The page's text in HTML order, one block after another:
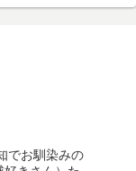
でお馴染みの